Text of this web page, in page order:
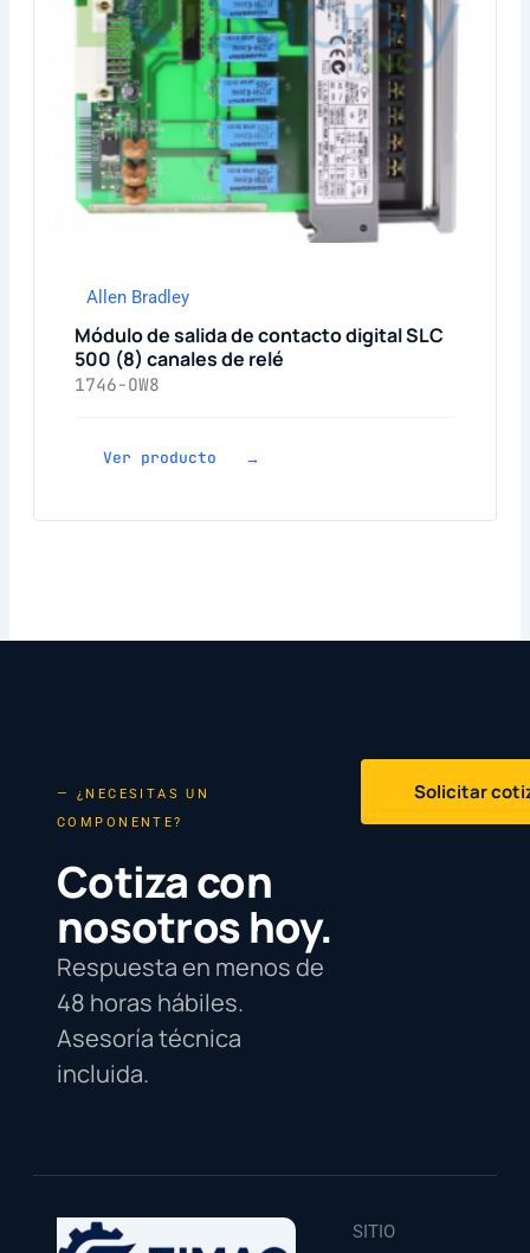
Allen Bradley
Módulo de salida de contacto digital SLC
500 (8) canales de relé
1746-OW8
Ver producto →
— ¿NECESITAS UN
COMPONENTE?
Cotiza con
nosotros hoy.
Respuesta en menos de
48 horas hábiles.
Asesoría técnica
incluida.
Solicitar
SITIO